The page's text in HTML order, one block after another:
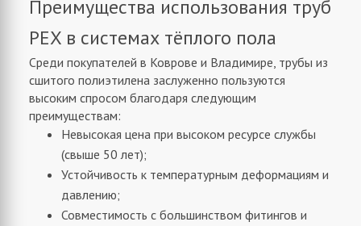
Преимущества использования труб
PEX в системах тёплого пола
Среди покупателей в Коврове и Владимире, трубы из
сшитого полиэтилена заслуженно пользуются
высоким спросом благодаря следующим
преимуществам:
Невысокая цена при высоком ресурсе службы
(свыше 50 лет);
Устойчивость к температурным деформациям и
давлению;
Совместимость с большинством фитингов и